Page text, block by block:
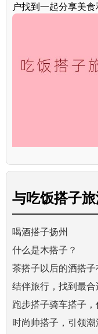
户找到一起分享美食
与吃饭搭子
喝酒搭子扬州
什么是木搭子？
茶搭子以后的酒搭子
结伴旅行，找到最合
跑步搭子骑车搭子，
时尚帅搭子，引领潮